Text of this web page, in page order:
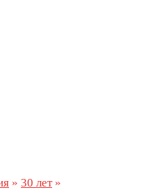
» 30 лет»